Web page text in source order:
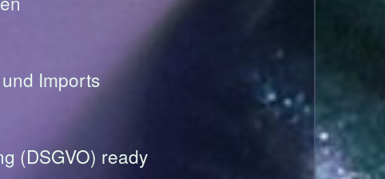
Imports
(DSGVO) ready